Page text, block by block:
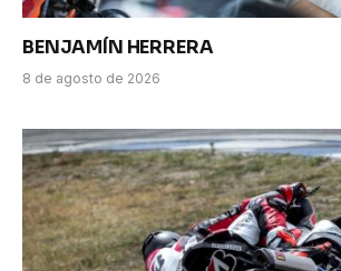
BENJAMÍN HERRERA
8 de agosto de 2026